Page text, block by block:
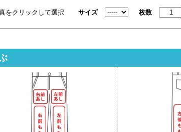
をクリックして選択 サイズ 枚数